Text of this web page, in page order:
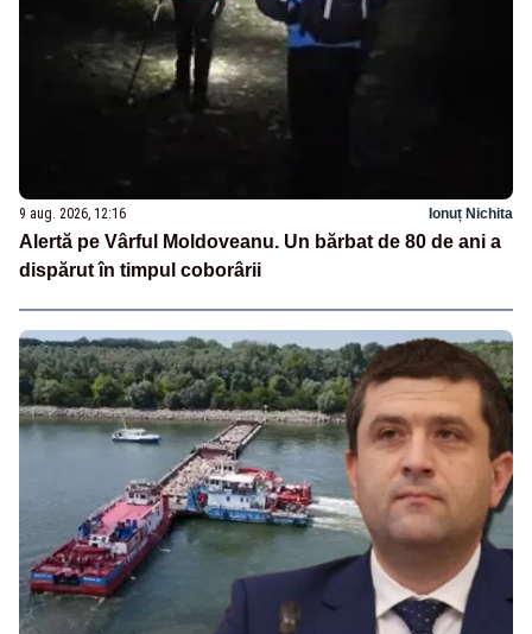
9 aug. 2026, 12:16 Ionuț Nichita
Alertă pe Vârful Moldoveanu. Un bărbat de 80 de ani a
dispărut în timpul coborârii